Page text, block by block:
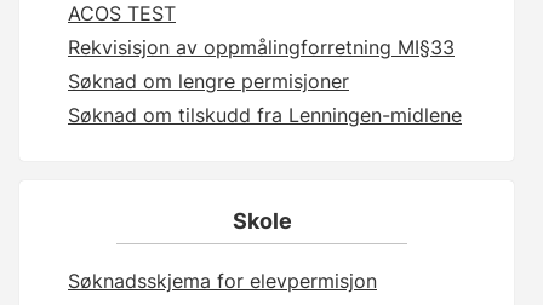
ACOS TEST
Rekvisisjon av oppmålingforretning MI§33
Søknad om lengre permisjoner
Søknad om tilskudd fra Lenningen-midlene
Skole
Søknadsskjema for elevpermisjon